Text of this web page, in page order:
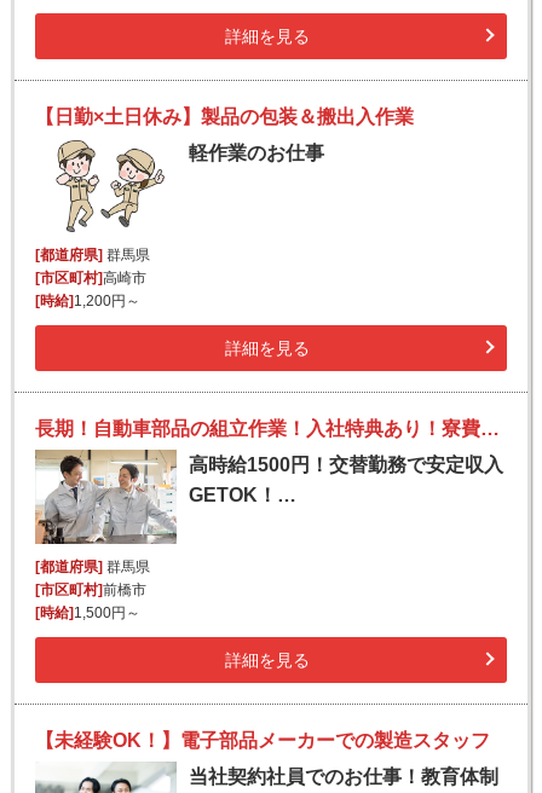
詳細を見る
【日勤×土日休み】製品の包装＆搬出入作業
軽作業のお仕事
[都道府県] 群馬県
[市区町村]高崎市
[時給] 1,200円～
詳細を見る
長期！自動車部品の組立作業！入社特典あり！寮費無料！
高時給1500円！交替勤務で安定収入
GETOK！…
[都道府県] 群馬県
[市区町村]前橋市
[時給] 1,500円～
詳細を見る
【未経験OK！】電子部品メーカーでの製造スタッフ
当社契約社員でのお仕事！教育体制